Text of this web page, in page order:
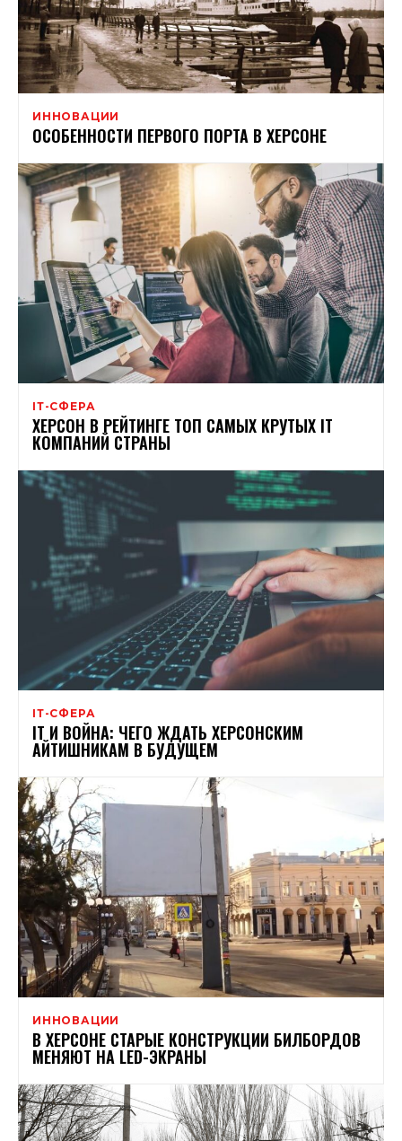
ИННОВАЦИИ
ОСОБЕННОСТИ ПЕРВОГО ПОРТА В ХЕРСОНЕ
ІТ-СФЕРА
ХЕРСОН В РЕЙТИНГЕ ТОП САМЫХ КРУТЫХ IT
КОМПАНИЙ СТРАНЫ
ІТ-СФЕРА
IT И ВОЙНА: ЧЕГО ЖДАТЬ ХЕРСОНСКИМ
АЙТИШНИКАМ В БУДУЩЕМ
ИННОВАЦИИ
В ХЕРСОНЕ СТАРЫЕ КОНСТРУКЦИИ БИЛБОРДОВ
МЕНЯЮТ НА LED-ЭКРАНЫ